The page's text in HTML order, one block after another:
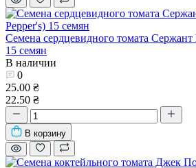
Семена сердцевидного томата
15 семян
В наличии
0
25.00 ₴
22.50 ₴
В корзину